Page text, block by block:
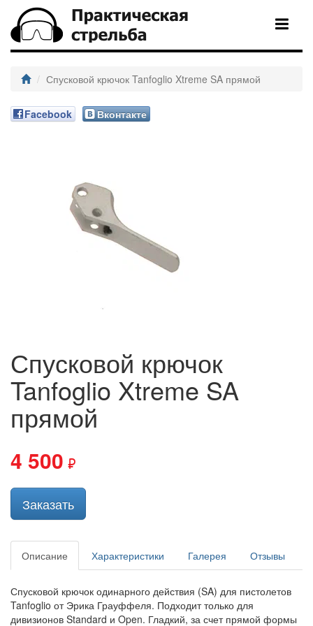
Спусковой крючок Tanfoglio Xtreme SA прямой
Facebook Вконтакте
Спусковой крючок
Tanfoglio Xtreme SA
прямой
4 500
Заказать
Описание Характеристики Галерея Отзывы
Спусковой крючок одинарного действия (SA) для пистолетов
Tanfoglio от Эрика Грауффеля. Подходит только для
дивизионов Standard и Open. Гладкий, за счет прямой формы